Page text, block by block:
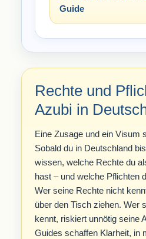
Guide
Rechte und
Azubi in
Eine Zusage und ein Visum
Sobald du in Deutschland
wissen, welche Rechte du
hast – und welche Pflichten
Wer seine Rechte nicht
über den Tisch ziehen. Wer
kennt, riskiert unnötig seine
Guides schaffen Klarheit, in